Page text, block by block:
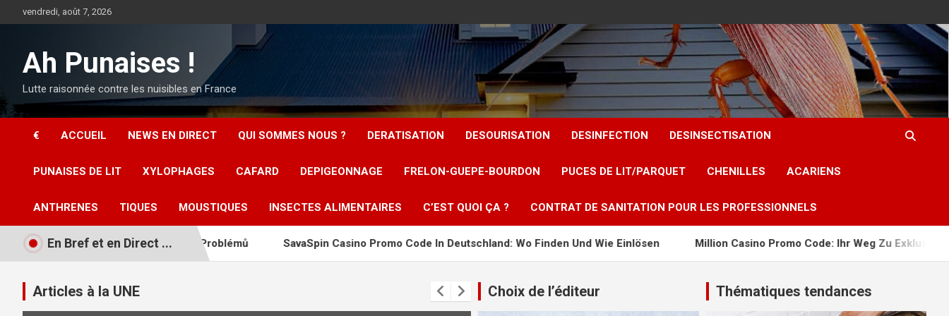
au
vendredi, août 7, 2026
Ah Punaises !
Lutte raisonnée contre les nuisibles en France
€ ACCUEIL NEWS EN DIRECT QUI SOMMES NOUS ? DERATISATION DESOURISATION DESINFECTION DESINSECTISATION
PUNAISES DE LIT XYLOPHAGES CAFARD DEPIGEONNAGE FRELON-GUEPE-BOURDON PUCES DE LIT/PARQUET CHENILLES ACARIENS
ANTHRENES TIQUES MOUSTIQUES INSECTES ALIMENTAIRES C’EST QUOI ÇA ? CONTRAT DE SANITATION POUR LES PROFESSIONNELS
En Bref et en Direct ...
Republice A Řešení Problémů SavaSpin Casino Promo Code In Deutschland: Wo Finden Und Wie Einlösen Million Casino Promo Code: Ihr Weg Zu Exklusiven Bonusangeboten
Articles à la UNE Choix de l’éditeur Thématiques tendances